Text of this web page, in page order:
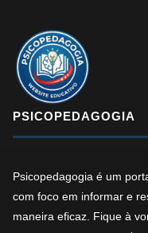
PSICOPEDAGOGIA
Psicopedagogia é um
com foco em informar e
maneira eficaz. Fique à